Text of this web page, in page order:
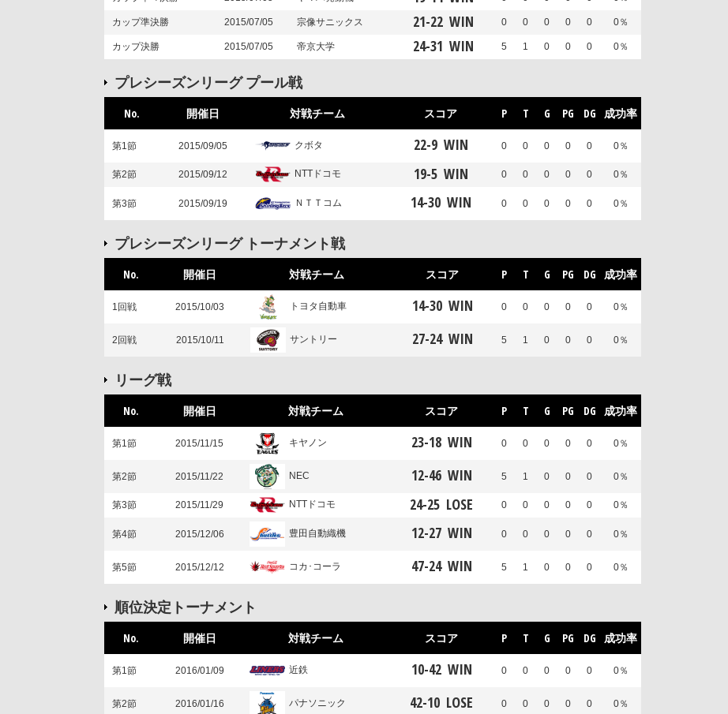
カップ準決勝 2015/07/05 宗像サニックス 21-22 WIN 0 0 0 0 0 0％
カップ決勝 2015/07/05 帝京大学 24-31 WIN 5 1 0 0 0 0％
プレシーズンリーグ プール戦
No. 開催日 対戦チーム スコア P T G PG DG 成功率
第1節 2015/09/05 クボタ 22-9 WIN 0 0 0 0 0 0％
第2節 2015/09/12 NTTドコモ 19-5 WIN 0 0 0 0 0 0％
第3節 2015/09/19 ＮＴＴコム 14-30 WIN 0 0 0 0 0 0％
プレシーズンリーグ トーナメント戦
No. 開催日 対戦チーム スコア P T G PG DG 成功率
1回戦 2015/10/03 トヨタ自動車 14-30 WIN 0 0 0 0 0 0％
2回戦 2015/10/11 サントリー 27-24 WIN 5 1 0 0 0 0％
リーグ戦
No. 開催日 対戦チーム スコア P T G PG DG 成功率
第1節 2015/11/15 キヤノン 23-18 WIN 0 0 0 0 0 0％
第2節 2015/11/22 NEC 12-46 WIN 5 1 0 0 0 0％
第3節 2015/11/29 NTTドコモ 24-25 LOSE 0 0 0 0 0 0％
第4節 2015/12/06 豊田自動織機 12-27 WIN 0 0 0 0 0 0％
第5節 2015/12/12 コカ･コーラ 47-24 WIN 5 1 0 0 0 0％
順位決定トーナメント
No. 開催日 対戦チーム スコア P T G PG DG 成功率
第1節 2016/01/09 近鉄 10-42 WIN 0 0 0 0 0 0％
第2節 2016/01/16 パナソニック 42-10 LOSE 0 0 0 0 0 0％